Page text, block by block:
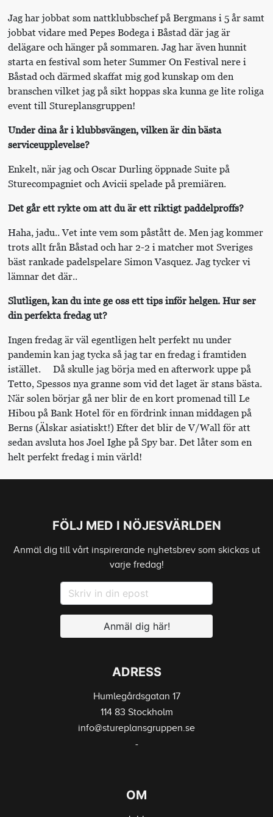
Jag har jobbat som nattklubbschef på Bergmans i 5 år samt
jobbat vidare med Pepes Bodega i Båstad där jag är
delägare och hänger på sommaren. Jag har även hunnit
starta en festival som heter Summer On Festival nere i
Båstad och därmed skaffat mig god kunskap om den
branschen vilket jag på sikt hoppas ska kunna ge lite roliga
event till Stureplansgruppen!
Under dina år i klubbsvängen, vilken är din bästa
serviceupplevelse?
Enkelt, när jag och Oscar Durling öppnade Suite på
Sturecompagniet och Avicii spelade på premiären.
Det går ett rykte om att du är ett riktigt paddelproffs?
Haha, jadu.. Vet inte vem som påstått de. Men jag kommer
trots allt från Båstad och har 2-2 i matcher mot Sveriges
bäst rankade padelspelare Simon Vasquez. Jag tycker vi
lämnar det där..
Slutligen, kan du inte ge oss ett tips inför helgen. Hur ser
din perfekta fredag ut?
Ingen fredag är väl egentligen helt perfekt nu under
pandemin kan jag tycka så jag tar en fredag i framtiden
istället. Då skulle jag börja med en afterwork uppe på
Tetto, Spessos nya granne som vid det laget är stans bästa.
När solen börjar gå ner blir de en kort promenad till Le
Hibou på Bank Hotel för en fördrink innan middagen på
Berns (Älskar asiatiskt!) Efter det blir de V/Wall för att
sedan avsluta hos Joel Ighe på Spy bar. Det låter som en
helt perfekt fredag i min värld!
FÖLJ MED I NÖJESVÄRLDEN
Anmäl dig till vårt inspirerande nyhetsbrev som skickas ut
varje fredag!
Anmäl dig här!
ADRESS
Humlegårdsgatan 17
114 83 Stockholm
info@stureplansgruppen.se
-
OM